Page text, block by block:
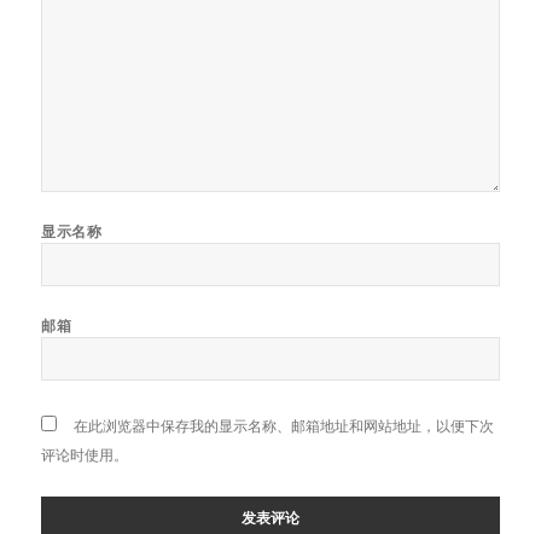
显示名称
邮箱
在此浏览器中保存我的显示名称、邮箱地址和网站地址，以便下次
评论时使用。